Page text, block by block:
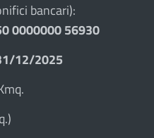
bancari):
0000000 56930
12/2025